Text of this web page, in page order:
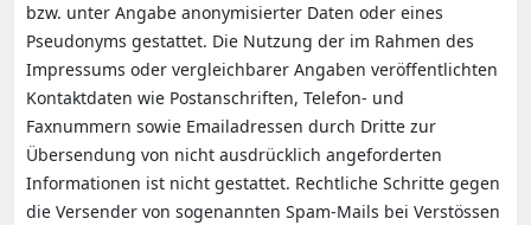
bzw. unter Angabe anonymisierter Daten oder eines
Pseudonyms gestattet. Die Nutzung der im Rahmen des
Impressums oder vergleichbarer Angaben veröffentlichten
Kontaktdaten wie Postanschriften, Telefon- und
Faxnummern sowie Emailadressen durch Dritte zur
Übersendung von nicht ausdrücklich angeforderten
Informationen ist nicht gestattet. Rechtliche Schritte gegen
die Versender von sogenannten Spam-Mails bei Verstössen